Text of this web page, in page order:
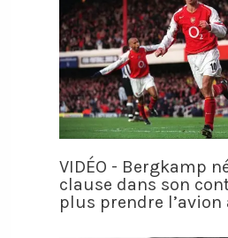
VIDÉO - Bergkamp
clause dans son
plus prendre l’avion